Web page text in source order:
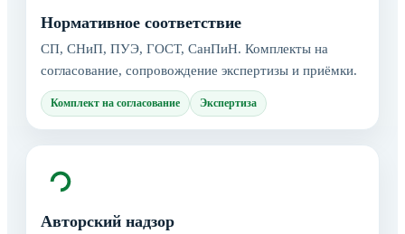
Нормативное соответствие
СП, СНиП, ПУЭ, ГОСТ, СанПиН. Комплекты на
согласование, сопровождение экспертизы и приёмки.
Комплект на согласование Экспертиза
Авторский надзор